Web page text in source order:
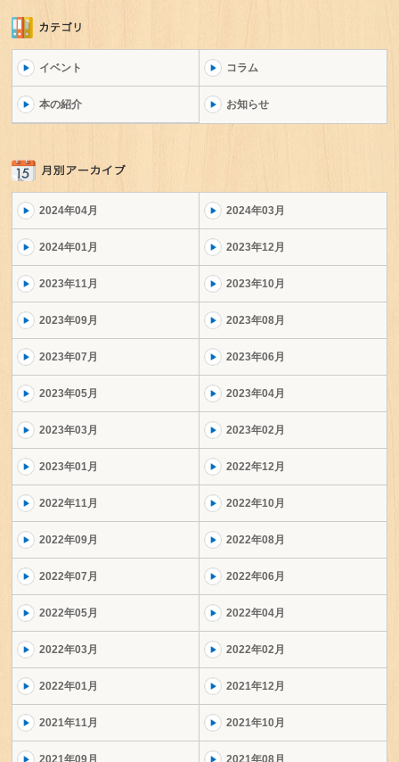
イベント コラム
本の紹介 お知らせ
2024年04月 2024年03月
2024年01月 2023年12月
2023年11月 2023年10月
2023年09月 2023年08月
2023年07月 2023年06月
2023年05月 2023年04月
2023年03月 2023年02月
2023年01月 2022年12月
2022年11月 2022年10月
2022年09月 2022年08月
2022年07月 2022年06月
2022年05月 2022年04月
2022年03月 2022年02月
2022年01月 2021年12月
2021年11月 2021年10月
2021年09月 2021年08月